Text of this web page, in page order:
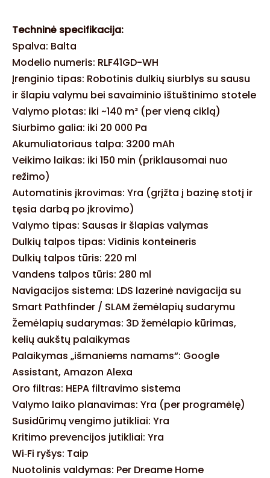
Techninė specifikacija:
Spalva: Balta
Modelio numeris: RLF41GD-WH
Įrenginio tipas: Robotinis dulkių siurblys su sausu
ir šlapiu valymu bei savaiminio ištuštinimo stotele
Valymo plotas: iki ~140 m² (per vieną ciklą)
Siurbimo galia: iki 20 000 Pa
Akumuliatoriaus talpa: 3200 mAh
Veikimo laikas: iki 150 min (priklausomai nuo
režimo)
Automatinis įkrovimas: Yra (grįžta į bazinę stotį ir
tęsia darbą po įkrovimo)
Valymo tipas: Sausas ir šlapias valymas
Dulkių talpos tipas: Vidinis konteineris
Dulkių talpos tūris: 220 ml
Vandens talpos tūris: 280 ml
Navigacijos sistema: LDS lazerinė navigacija su
Smart Pathfinder / SLAM žemėlapių sudarymu
Žemėlapių sudarymas: 3D žemėlapio kūrimas,
kelių aukštų palaikymas
Palaikymas „išmaniems namams“: Google
Assistant, Amazon Alexa
Oro filtras: HEPA filtravimo sistema
Valymo laiko planavimas: Yra (per programėlę)
Susidūrimų vengimo jutikliai: Yra
Kritimo prevencijos jutikliai: Yra
Wi‑Fi ryšys: Taip
Nuotolinis valdymas: Per Dreame Home